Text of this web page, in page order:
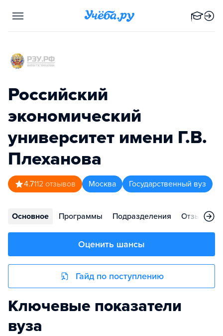
Российский
экономический
университет имени Г.В.
Плеханова
4.7112 отзывов Москва Государственный вуз
Основное Программы Подразделения Отзывы
Оценить шансы
Гайд по поступлению
Ключевые показатели
вуза